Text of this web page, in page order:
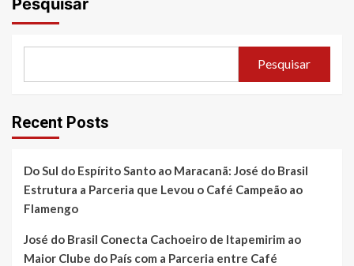
Pesquisar
Recent Posts
Do Sul do Espírito Santo ao Maracanã: José do Brasil
Estrutura a Parceria que Levou o Café Campeão ao
Flamengo
José do Brasil Conecta Cachoeiro de Itapemirim ao
Maior Clube do País com a Parceria entre Café